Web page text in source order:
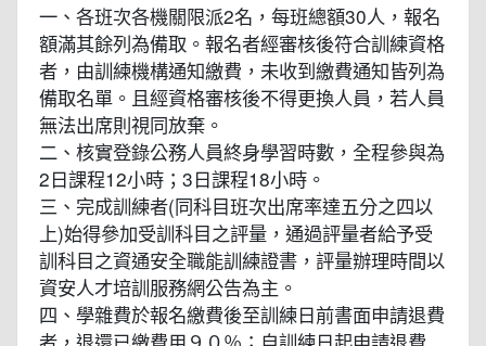
一、各班次各機關限派2名，每班總額30人，報名
額滿其餘列為備取。報名者經審核後符合訓練資格
者，由訓練機構通知繳費，未收到繳費通知皆列為
備取名單。且經資格審核後不得更換人員，若人員
無法出席則視同放棄。
二、核實登錄公務人員終身學習時數，全程參與為
2日課程12小時；3日課程18小時。
三、完成訓練者(同科目班次出席率達五分之四以
上)始得參加受訓科目之評量，通過評量者給予受
訓科目之資通安全職能訓練證書，評量辦理時間以
資安人才培訓服務網公告為主。
四、學雜費於報名繳費後至訓練日前書面申請退費